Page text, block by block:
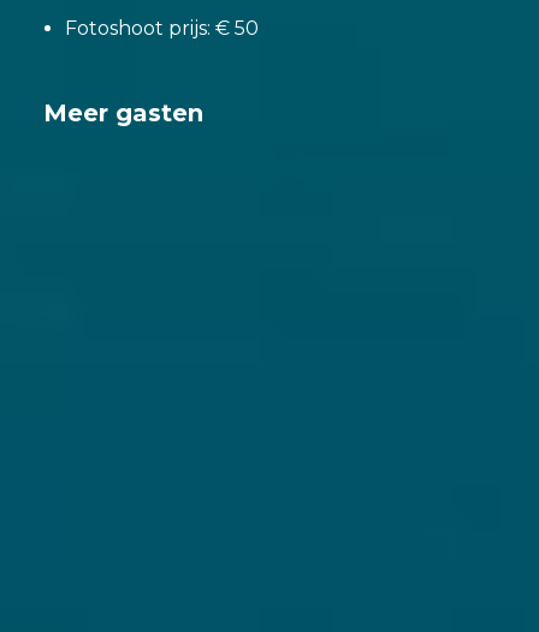
Fotoshoot prijs: € 50
Meer gasten